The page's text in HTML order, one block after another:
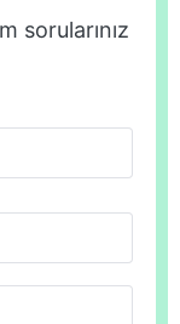
sorularınız